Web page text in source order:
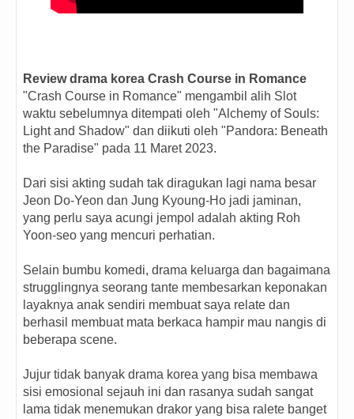
Review drama korea Crash Course in Romance
"Crash Course in Romance" mengambil alih Slot
waktu sebelumnya ditempati oleh "Alchemy of Souls:
Light and Shadow" dan diikuti oleh "Pandora: Beneath
the Paradise" pada 11 Maret 2023.
Dari sisi akting sudah tak diragukan lagi nama besar
Jeon Do-Yeon dan Jung Kyoung-Ho jadi jaminan,
yang perlu saya acungi jempol adalah akting Roh
Yoon-seo yang mencuri perhatian.
Selain bumbu komedi, drama keluarga dan bagaimana
strugglingnya seorang tante membesarkan keponakan
layaknya anak sendiri membuat saya relate dan
berhasil membuat mata berkaca hampir mau nangis di
beberapa scene.
Jujur tidak banyak drama korea yang bisa membawa
sisi emosional sejauh ini dan rasanya sudah sangat
lama tidak menemukan drakor yang bisa ralete banget